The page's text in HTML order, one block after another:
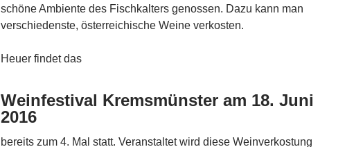
schöne Ambiente des Fischkalters genossen. Dazu kann man
verschiedenste, österreichische Weine verkosten.
Heuer findet das
Weinfestival Kremsmünster am 18. Juni
2016
bereits zum 4. Mal statt. Veranstaltet wird diese Weinverkostung